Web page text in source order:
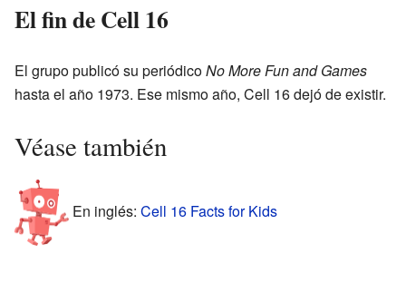
El fin de Cell 16
El grupo publicó su periódicoNo More Fun and Games
hasta el año 1973. Ese mismo año, Cell 16 dejó de existir.
Véase también
En inglés: Cell 16 Facts for Kids